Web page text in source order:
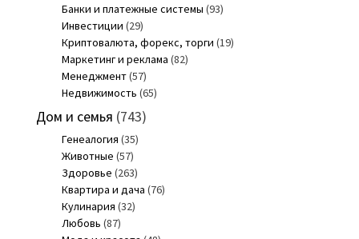
Банки и платежные системы (93)
Инвестиции (29)
Криптовалюта, форекс, торги (19)
Маркетинг и реклама (82)
Менеджмент(57)
Недвижимость (65)
Дом и семья (743)
Генеалогия (35)
Животные (57)
Здоровье (263)
Квартира и дача (76)
Кулинария (32)
Любовь (87)